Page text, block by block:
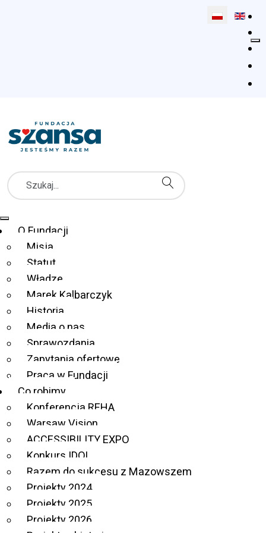
Wybierz
Szukaj
Menu Główne
O Fundacji
Misja
Statut
Władze
Marek Kalbarczyk
Historia
Media o nas
Sprawozdania
Zapytania ofertowe
Praca w Fundacji
Co robimy
Konferencja REHA
Warsaw Vision
ACCESSIBILITY EXPO
Konkurs IDOL
Razem do sukcesu z Mazowszem
Projekty 2024
Projekty 2025
Projekty 2026
Aktualności